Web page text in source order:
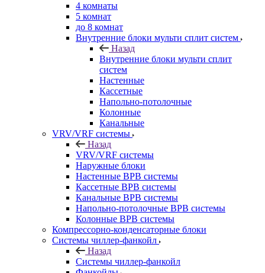
4 комнаты
5 комнат
до 8 комнат
Внутренние блоки мульти сплит систем
Назад
Внутренние блоки мульти сплит
систем
Настенные
Кассетные
Напольно-потолочные
Колонные
Канальные
VRV/VRF системы
Назад
VRV/VRF системы
Наружные блоки
Настенные ВРВ системы
Кассетные ВРВ системы
Канальные ВРВ системы
Напольно-потолочные ВРВ системы
Колонные ВРВ системы
Компрессорно-конденсаторные блоки
Системы чиллер-фанкойл
Назад
Системы чиллер-фанкойл